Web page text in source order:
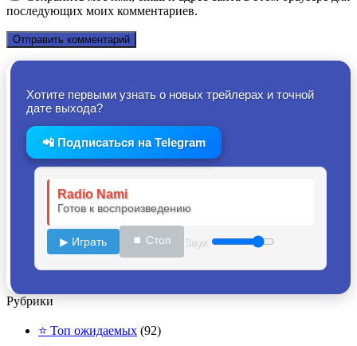
последующих моих комментариев.
Хотите первыми узнать о новых трейлерах и точной
дате выхода?
📲 Подписаться на Telegram
Radio Nami
Готов к воспроизведению
▶ Играть ⏹ Стоп Звук:
Рубрики
⭐ Топ ожидаемых (92)